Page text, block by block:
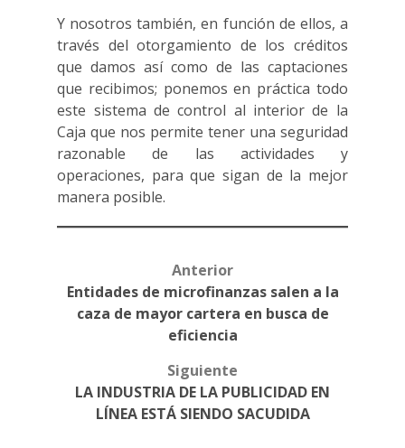
Y nosotros también, en función de ellos, a
través del otorgamiento de los créditos
que damos así como de las captaciones
que recibimos; ponemos en práctica todo
este sistema de control al interior de la
Caja que nos permite tener una seguridad
razonable de las actividades y
operaciones, para que sigan de la mejor
manera posible.
navigation
Anterior
Entidades de microfinanzas salen a la
caza de mayor cartera en busca de
eficiencia
Siguiente
LA INDUSTRIA DE LA PUBLICIDAD EN
LÍNEA ESTÁ SIENDO SACUDIDA